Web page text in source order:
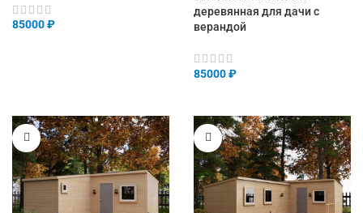
85000₽
деревянная для дачи с
верандой
85000₽